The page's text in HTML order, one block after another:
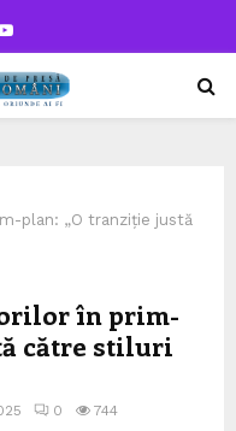
Youtube
plan: „O tranziție justă
în prim-
către stiluri
0 744